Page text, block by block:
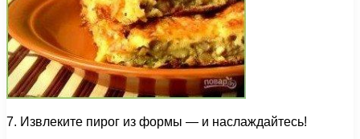
7. Извлеките пирог из формы — и наслаждайтесь!